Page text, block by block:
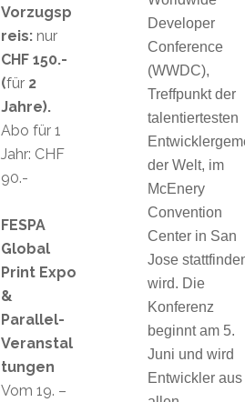
Developer
Conference
(WWDC),
Treffpunkt der
talentiertesten
der Welt, im
McEnery
Convention
Center in San
Jose
wird. Die
Konferenz
beginnt am 5.
Juni und wird
Entwickler aus
Vorzugsp
reis: nur
CHF 150.-
(für 2
Jahre).
Abo für 1
Jahr: CHF
90.-
FESPA
Global
Print Expo
&
Parallel-
Veranstal
tungen
Vom 19. –